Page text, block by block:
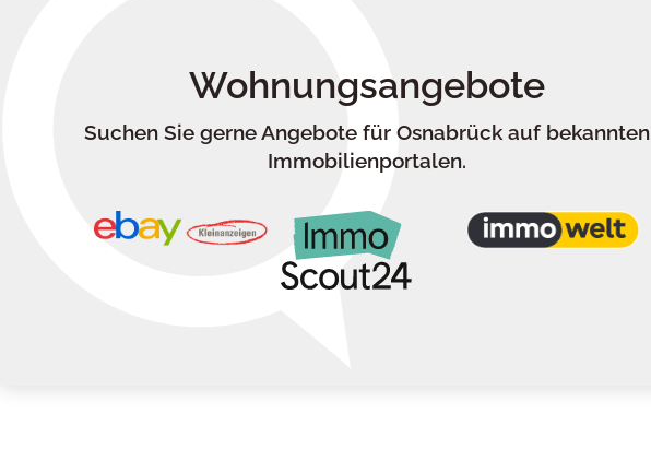
Wohnungsangebote
Suchen Sie gerne Angebote für Osnabrück auf bekannten
Immobilienportalen.